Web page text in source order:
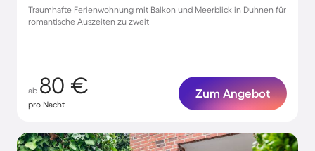
Traumhafte Ferienwohnung mit Balkon und Meerblick in Duhnen für
romantische Auszeiten zu zweit
ab 80 €
pro Nacht
Zum Angebot